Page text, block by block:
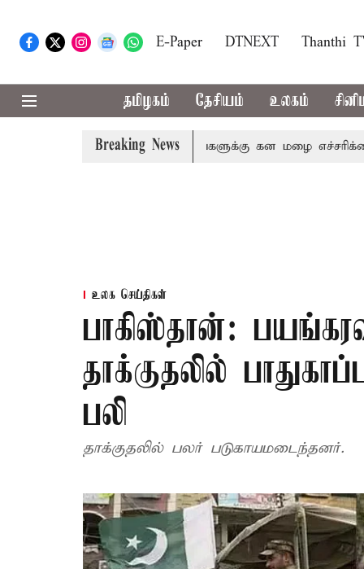
E-Paper DTNEXT Thanthi
தமிழகம் தேசியம் உலகம்
Breaking News
ஆகிய மாவட்டங்களுக்கு கன மழை எச்சரிக்கை
உலக செய்திகள்
பாகிஸ்தான்:
தாக்குதலில்
பலி
தாக்குதலில் பலர் படுகாயமடைந்தனர்.